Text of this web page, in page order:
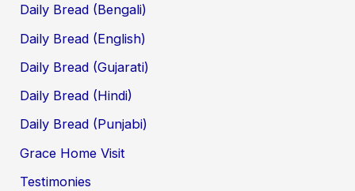
Daily Bread (Bengali)
Daily Bread (English)
Daily Bread (Gujarati)
Daily Bread (Hindi)
Daily Bread (Punjabi)
Grace Home Visit
Testimonies